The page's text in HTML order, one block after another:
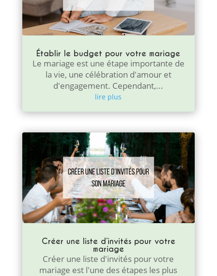
Établir le budget pour votre mariage
Le mariage est une étape importante de
la vie, une célébration d'amour et
d'engagement. Cependant,...
lire plus
Créer une liste d’invités pour votre
mariage
Créer une liste d'invités pour votre
mariage est l'une des étapes les plus